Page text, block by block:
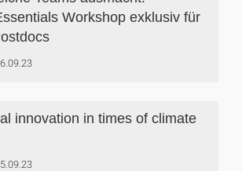
Workshop exklusiv für
innovation in times of climate